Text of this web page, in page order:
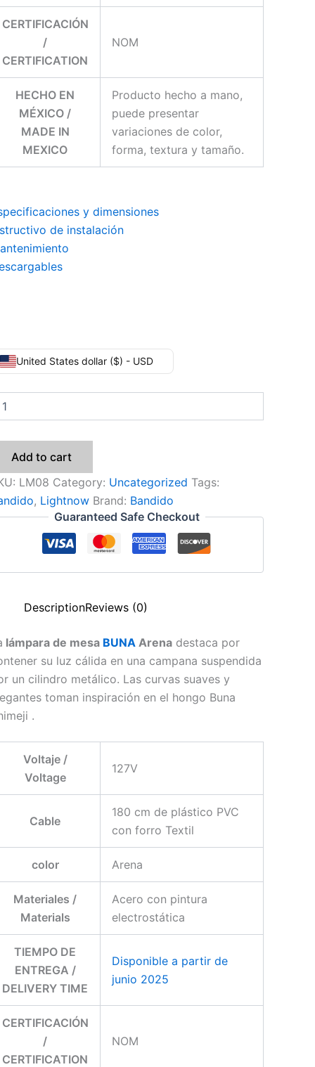
CERTIFICACIÓN
/
CERTIFICATION
NOM
HECHO EN
MÉXICO /
MADE IN
MEXICO
Producto hecho a mano,
puede presentar
variaciones de color,
forma, textura y tamaño.
y dimensiones
de instalación
United States dollar ($) - USD
Bandido
BUNA
Add to cart
LM08 Category: Uncategorized Tags:
, Lightnow Brand: Bandido
Guaranteed Safe Checkout
DescriptionReviews (0)
lámpara de mesa BUNAArenadestaca por
su luz cálida en una campana suspendida
un cilindro metálico. Las curvas suaves y
toman inspiración en el hongo Buna
.
Voltaje /
Voltage
127V
Cable
180 cm de plástico PVC
con forro Textil
color Arena
Materiales /
Materials
Acero con pintura
electrostática
TIEMPO DE
ENTREGA /
DELIVERY TIME
Disponible a partir de
junio 2025
CERTIFICACIÓN
/
CERTIFICATION
NOM